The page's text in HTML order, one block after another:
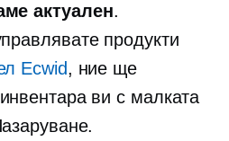
актуален.
продукти
Ecwid, ние ще
ви с малката